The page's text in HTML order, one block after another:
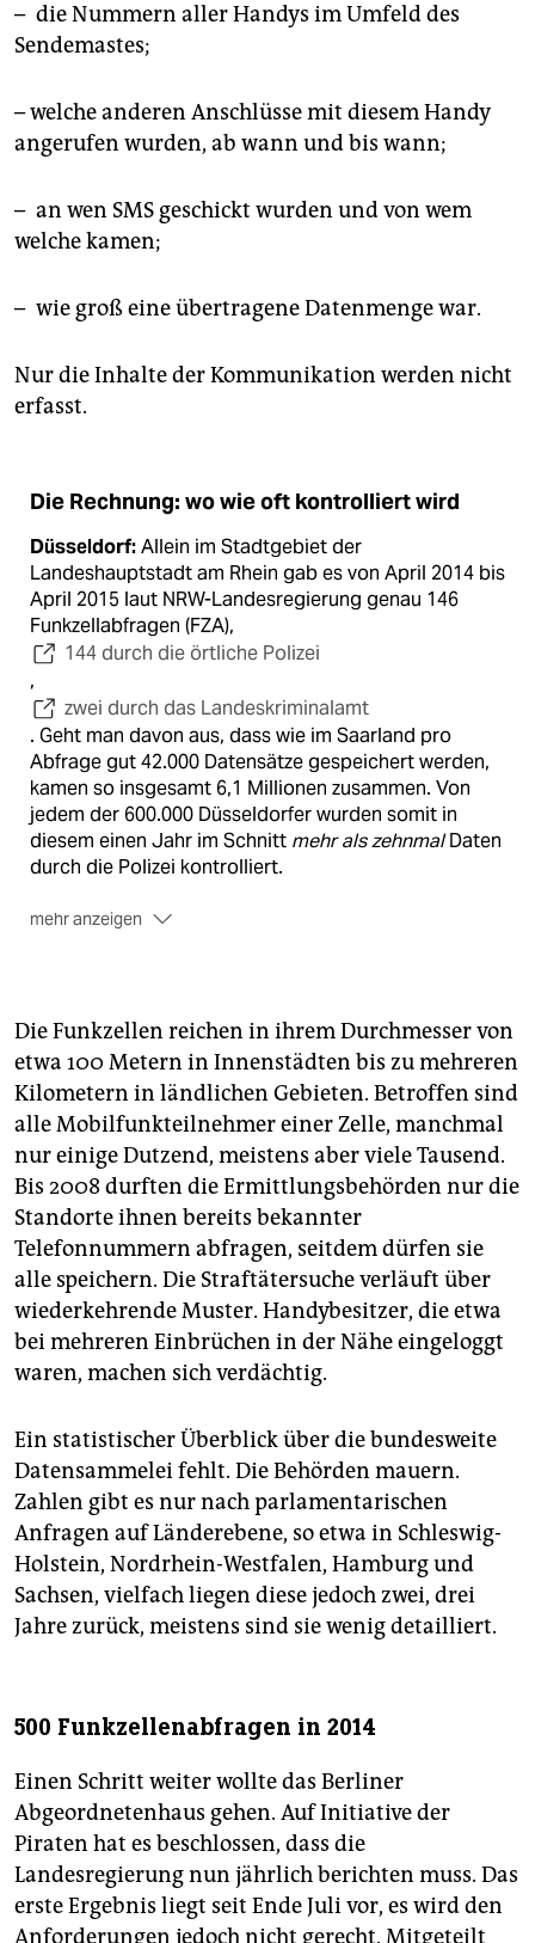
– die Nummern aller Handys im Umfeld des
Sendemastes;
– welche anderen Anschlüsse mit diesem Handy
angerufen wurden, ab wann und bis wann;
– an wen SMS geschickt wurden und von wem
welche kamen;
– wie groß eine übertragene Datenmenge war.
Nur die Inhalte der Kommunikation werden nicht
erfasst.
Die Rechnung: wo wie oft kontrolliert wird
Düsseldorf:Allein im Stadtgebiet der
Landeshauptstadt am Rhein gab es von April 2014 bis
April 2015 laut NRW-Landesregierung genau 146
Funkzellabfragen (FZA),
144 durch die örtliche Polizei
,
zwei durch das Landeskriminalamt
. Geht man davon aus, dass wie im Saarland pro
Abfrage gut 42.000 Datensätze gespeichert werden,
kamen so insgesamt 6,1 Millionen zusammen. Von
jedem der 600.000 Düsseldorfer wurden somit in
diesem einen Jahr im Schnitt mehr als zehnmalDaten
durch die Polizei kontrolliert.
mehr anzeigen
Landesregierung
im Jahr 2104 gab, errechnen, dass jeder der 2,8
Millionen Bewohner dieses Bundeslandes etwa8,5-
malbetroffen war.
Bundesweit:Netzpolitik.org schätzte bereits 2014,
dass es in ganz Deutschland täglich 50 FZA gibt.
Rechnet man das hoch, kommt man zum Ergebnis,
dass jeder Inländer jedes Jahr im Schnitt rund
malin den Ermittlungsakten landet.
Berlin: Der Funkzellenbericht des Berliner Senats für
das Jahr 2014 lässt offen, wie viele Datensätze pro
Abfrage oder insgesamt erhoben wurden. Im
Bericht für das Jahr 2013
Datensätze gespeichert wurden – zwei Drittel davon
in einem einzigen Fall. Jeder der 3,5 Millionen Berliner
geriet somit im Schnitt sogarüber 14-malin eine
Kontrolle.
Die Funkzellen reichen in ihrem Durchmesser von
etwa 100 Metern in Innenstädten bis zu mehreren
Kilometern in ländlichen Gebieten. Betroffen sind
alle Mobilfunkteilnehmer einer Zelle, manchmal
nur einige Dutzend, meistens aber viele Tausend.
Bis 2008 durften die Ermittlungsbehörden nur die
Standorte ihnen bereits bekannter
Telefonnummern abfragen, seitdem dürfen sie
alle speichern. Die Straftätersuche verläuft über
wiederkehrende Muster. Handybesitzer, die etwa
bei mehreren Einbrüchen in der Nähe eingeloggt
waren, machen sich verdächtig.
Ein statistischer Überblick über die bundesweite
Datensammelei fehlt. Die Behörden mauern.
Zahlen gibt es nur nach parlamentarischen
Anfragen auf Länderebene, so etwa in Schleswig-
Holstein, Nordrhein-Westfalen, Hamburg und
Sachsen, vielfach liegen diese jedoch zwei, drei
Jahre zurück, meistens sind sie wenig detailliert.
500 Funkzellenabfragen in 2014
Einen Schritt weiter wollte das Berliner
Abgeordnetenhaus gehen. Auf Initiative der
Piraten hat es beschlossen, dass die
Landesregierung nun jährlich berichten muss. Das
erste Ergebnis liegt seit Ende Juli vor, es wird den
Anforderungen jedoch nicht gerecht. Mitgeteilt